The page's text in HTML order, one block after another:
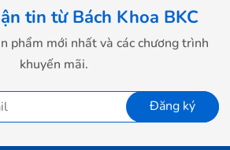
tin từ Bách Khoa BKC
phẩm mới nhất và các chương trình
khuyến mãi.
Đăng ký